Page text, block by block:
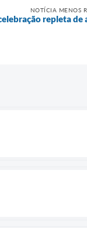
NOTÍCIA MENOS
repleta de